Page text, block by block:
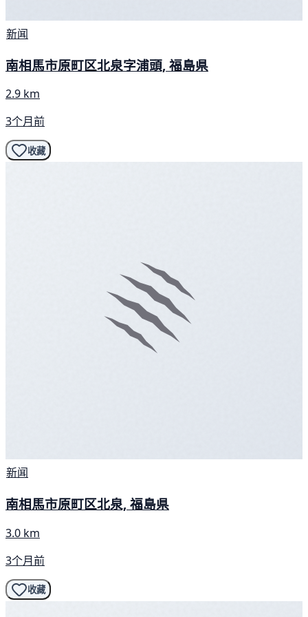
新闻
南相馬市原町区北泉字浦頭, 福島県
2.9 km
3个月前
收藏
新闻
南相馬市原町区北泉, 福島県
3.0 km
3个月前
收藏